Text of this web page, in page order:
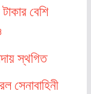
বেশি
স্থগিত
সেনাবাহিনী